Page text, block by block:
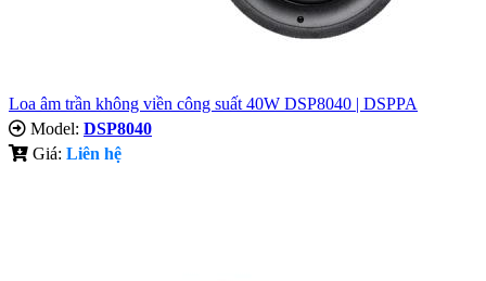
Loa âm trần không viền công suất 40W DSP8040 | DSPPA
Model: DSP8040
Giá: Liên hệ